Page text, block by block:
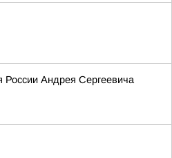
Андрея Сергеевича